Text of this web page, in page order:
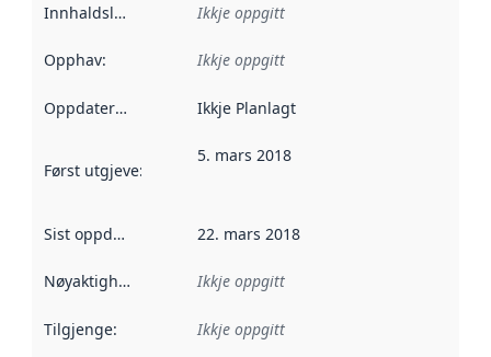
Innhaldsleverandørar :
Ikkje oppgitt
Opphav: Ikkje oppgitt
Oppdateringsfrekvens :
Ikkje Planlagt
Først utgjeve:
5. mars 2018
Sist oppdatert 22. mars 2018
Nøyaktigheit Ikkje oppgitt
Tilgjenge: Ikkje oppgitt